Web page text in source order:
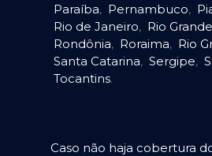
Paraíba, Pernambuco,
Rio de Janeiro, Rio
Rondônia, Roraima, Rio
Santa Catarina, Sergipe,
Tocantins.
Caso não haja cobertura